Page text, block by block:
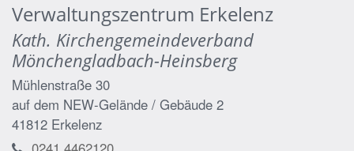
Verwaltungszentrum Erkelenz
Kath. Kirchengemeindeverband
Mönchengladbach-Heinsberg
Mühlenstraße 30
auf dem NEW-Gelände / Gebäude 2
41812 Erkelenz